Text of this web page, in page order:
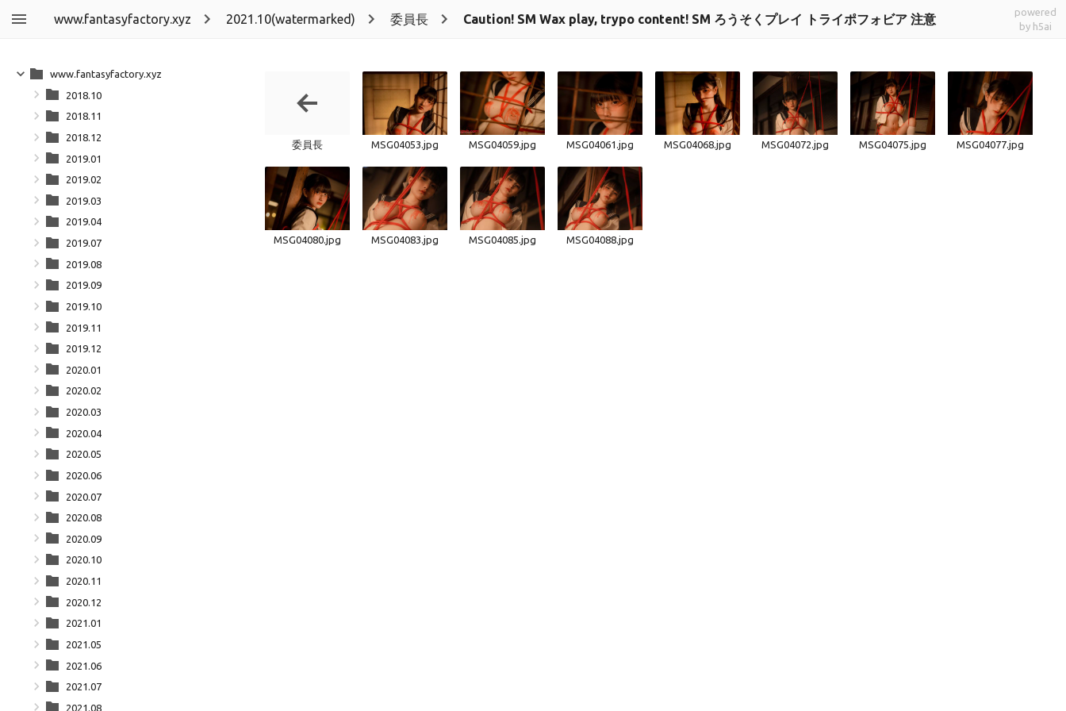
www.fantasyfactory.xyz 2021.10(watermarked) 委員長 Caution! SM Wax play, trypo content! SM ろうそくプレイ トライポフォビア 注意
powered
by h5ai
委員長 MSG04053.jpg MSG04059.jpg MSG04061.jpg MSG04068.jpg MSG04072.jpg MSG04075.jpg MSG04077.jpg
MSG04080.jpg MSG04083.jpg MSG04085.jpg MSG04088.jpg
www.fantasyfactory.xyz
2018.10
2018.11
2018.12
2019.01
2019.02
2019.03
2019.04
2019.07
2019.08
2019.09
2019.10
2019.11
2019.12
2020.01
2020.02
2020.03
2020.04
2020.05
2020.06
2020.07
2020.08
2020.09
2020.10
2020.11
2020.12
2021.01
2021.05
2021.06
2021.07
2021.08